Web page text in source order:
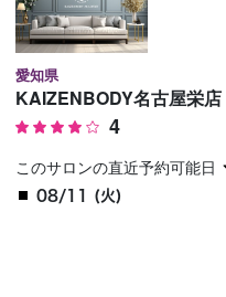
愛知県
KAIZENBODY名古屋栄店
4
このサロンの直近予約可能日
08/11 (火)